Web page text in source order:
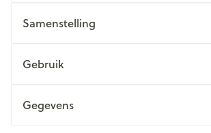
Samenstelling
Gebruik
Gegevens